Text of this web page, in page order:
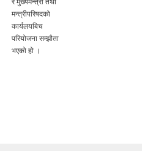
र मुख्यमन्त्री तथा
मन्त्रीपरिषदको
कार्यलयबिच
परियोजना सम्झौता
भएको हो ।